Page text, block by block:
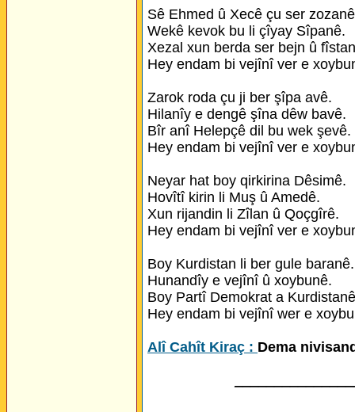
Sê Ehmed û Xecê çu ser
Wekê kevok bu li çîyay Sîpanê.
Xezal xun berda ser bejn û
Hey endam bi vejînî ver e
Zarok roda çu ji ber şîpa avê.
Hilanîy e dengê şîna dêw bavê.
Bîr anî Helepçê dil bu wek şevê.
Hey endam bi vejînî ver e
Neyar hat boy qirkirina Dêsimê.
Hovîtî kirin li Muş û Amedê.
Xun rijandin li Zîlan û Qoçgîrê.
Hey endam bi vejînî ver e
Boy Kurdistan li ber gule baranê.
Hunandîy e vejînî û xoybunê.
Boy Partî Demokrat a
Hey endam bi vejînî wer e
Alî Cahît Kiraç : Dema